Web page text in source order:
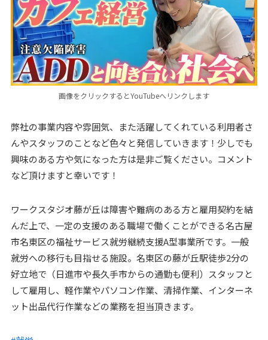
画像をクリックするとYouTubeへリンクします
弊社の事業内容や雰囲気、また活躍してくれている利用者さ
んやスタッフのことなど色々と発信していきます！少しでも
興味のある方や気になった方は是非ご覧ください。コメント
など頂けますと幸いです！
ワークスタジオ藤が丘は障害や難病のある方と雇用契約を結
んだ上で、一定の支援のある職場で働くことができる名古屋
市名東区の福祉サービス就労継続支援A型事業所です。一般
就労への移行も目指せる施設。名東区の藤が丘駅徒歩2分の
好立地で（日進市や長久手市からの通勤も便利）スタッフと
して雇用し、軽作業やパソコン作業、清掃作業、インターネ
ット出品代行作業などの業務を担当頂きます。